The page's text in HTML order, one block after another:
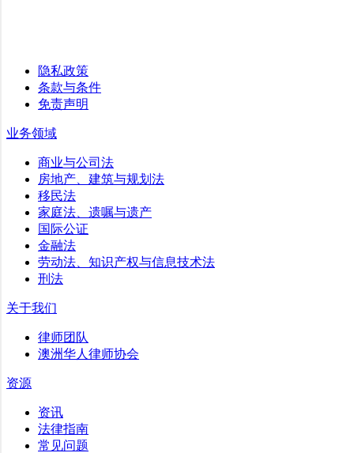
隐私政策
条款与条件
免责声明
业务领域
商业与公司法
房地产、建筑与规划法
移民法
家庭法、遗嘱与遗产
国际公证
金融法
劳动法、知识产权与信息技术法
刑法
关于我们
律师团队
澳洲华人律师协会
资源
资讯
法律指南
常见问题